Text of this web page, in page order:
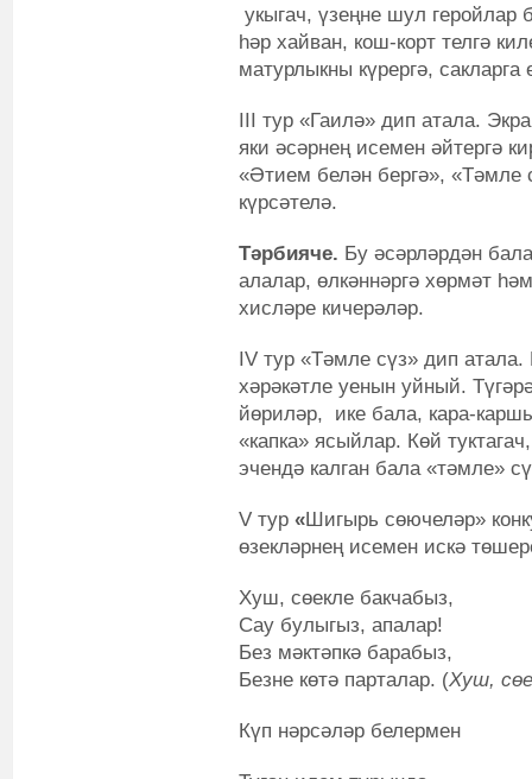
укыгач, үзеңне шул
һәр хайван, кош-корт телгә
матурлыкны күрергә, сакларга
III тур «Гаилә» дип атала.
яки әсәрнең исемен әйтергә
«Әтием белән бергә», «Тәмле
күрсәтелә.
Тәрбияче. Бу әсәрләрдән
алалар, өлкәннәргә хөрмәт
хисләре кичерәләр.
IV тур «Тәмле сүз» дип
хәрәкәтле уенын уйный.
йөриләр, ике бала, кара-
«капка» ясыйлар. Көй
эчендә калган бала «тәмле»
V тур «Шигырь сөючеләр»
өзекләрнең исемен искә
Хуш, сөекле бакчабыз,
Сау булыгыз, апалар!
Без мәктәпкә барабыз,
Безне көтә парталар. (Хуш,
Күп нәрсәләр белермен